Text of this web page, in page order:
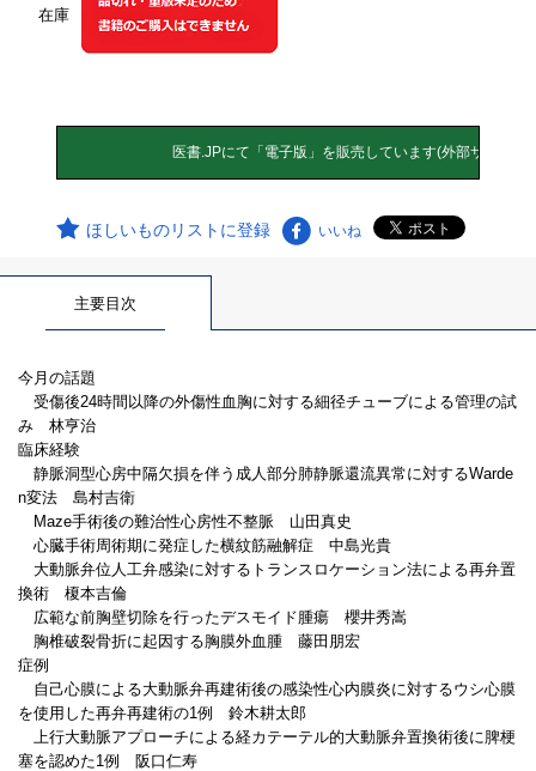
在庫
ほしいものリストに登録 いいね
主要目次
今月の話題
受傷後24時間以降の外傷性血胸に対する細径チューブによる管理の試
み 林亨治
臨床経験
静脈洞型心房中隔欠損を伴う成人部分肺静脈還流異常に対するWarde
n変法 島村吉衛
Maze手術後の難治性心房性不整脈 山田真史
心臓手術周術期に発症した横紋筋融解症 中島光貴
大動脈弁位人工弁感染に対するトランスロケーション法による再弁置
換術 榎本吉倫
広範な前胸壁切除を行ったデスモイド腫瘍 櫻井秀嵩
胸椎破裂骨折に起因する胸膜外血腫 藤田朋宏
症例
自己心膜による大動脈弁再建術後の感染性心内膜炎に対するウシ心膜
を使用した再弁再建術の1例 鈴木耕太郎
上行大動脈アプローチによる経カテーテル的大動脈弁置換術後に脾梗
塞を認めた1例 阪口仁寿